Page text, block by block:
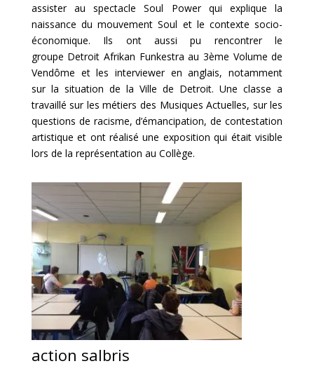
assister au spectacle Soul Power qui explique la
naissance du mouvement Soul et le contexte socio-
économique. Ils ont aussi pu rencontrer le
groupe Detroit Afrikan Funkestra au 3ème Volume de
Vendôme et les interviewer en anglais, notamment
sur la situation de la Ville de Detroit. Une classe a
travaillé sur les métiers des Musiques Actuelles, sur les
questions de racisme, d’émancipation, de contestation
artistique et ont réalisé une exposition qui était visible
lors de la représentation au Collège.
action salbris